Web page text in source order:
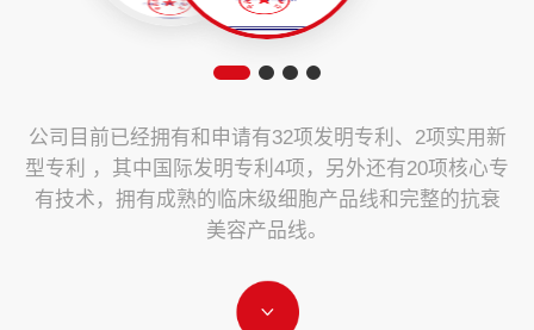
公司目前已经拥有和申请有32项发明专利、2项实用新
型专利 ，其中国际发明专利4项，另外还有20项核心专
有技术，拥有成熟的临床级细胞产品线和完整的抗衰
美容产品线。